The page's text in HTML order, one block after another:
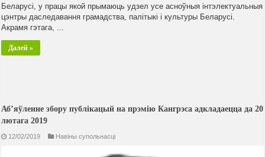
Беларусі, у працы якой прымаюць удзел усе асноўныя інтэлектуальныя
цэнтры даследавання грамадства, палітыкі і культуры Беларусі.
Акрамя гэтага, ...
Далей »
Аб’яўленне збору публікацый на прэмію Кангрэса адкладаецца да 20
лютага 2019
12/02/2019 Навiны супольнасцi